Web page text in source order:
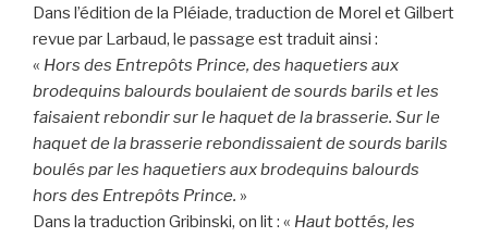
Dans l’édition de la Pléiade, traduction de Morel et Gilbert
revue par Larbaud, le passage est traduit ainsi :
« Hors des Entrepôts Prince, des haquetiers aux
brodequins balourds boulaient de sourds barils et les
faisaient rebondir sur le haquet de la brasserie. Sur le
haquet de la brasserie rebondissaient de sourds barils
boulés par les haquetiers aux brodequins balourds
hors des Entrepôts Prince. »
Dans la traduction Gribinski, on lit : « Haut bottés, les